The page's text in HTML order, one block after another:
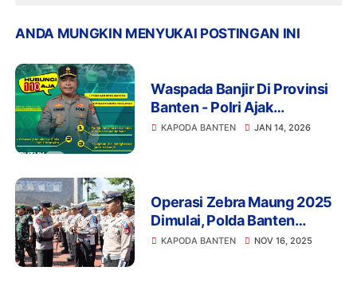
ANDA MUNGKIN MENYUKAI POSTINGAN INI
Waspada Banjir Di Provinsi
Banten - Polri Ajak
Masyarakat Siapsiaga Dan
KAPODA BANTEN JAN 14, 2026
Operasi Zebra Maung 2025
Dimulai, Polda Banten
Prioritaskan 8 Pelanggaran
KAPODA BANTEN NOV 16, 2025